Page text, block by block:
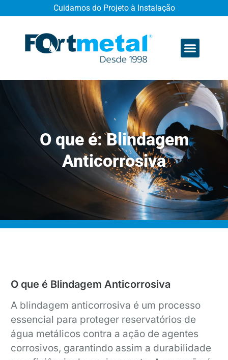
Cuidamos do Projeto à Instalação
O que é: Blindagem
Anticorrosiva
O que é Blindagem Anticorrosiva
A blindagem anticorrosiva é um processo
essencial para proteger reservatórios de
água metálicos contra a ação de agentes
corrosivos, garantindo assim a durabilidade